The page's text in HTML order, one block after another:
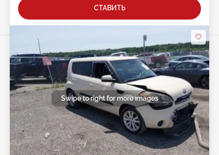
СТАВИТЬ
Swipe to right for more images